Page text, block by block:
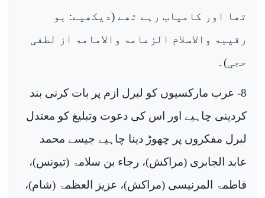
تھا اور کامیاب رہے تھے (دیکھیے: بو
رقیبۃ والاسلام الزعامۃ والامامۃ از لطفی
حجی)۔
8- عرب مارکسیوں کو لبرل ازم پر بات کرنی بند
کردینی چاہیے اور اس کی دعوت وتبلیغ کو معتدل
لبرل مفکروں پر چھوڑ دینا چاہیے جیسے محمد
عابد الجابری (مراکش)، رجاء بن سلامۃ (تیونس)،
فاطمۃ المرنیسی (مراکش)، عزیز العظمۃ (شام)،